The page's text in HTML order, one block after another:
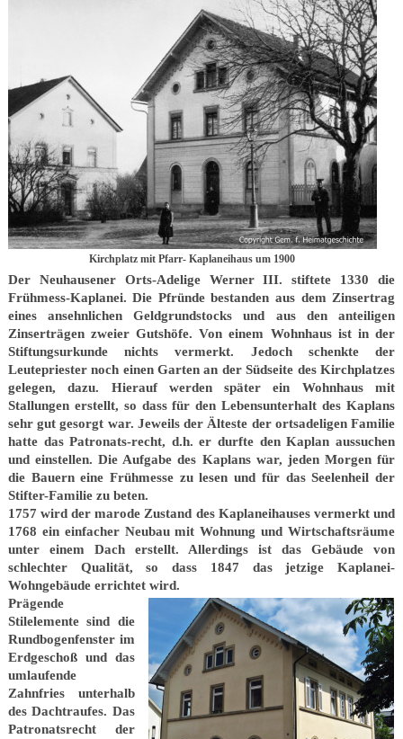
Kirchplatz mit Pfarr- Kaplaneihaus um 1900
Der Neuhausener Orts-Adelige Werner III. stiftete 1330 die
Frühmess-Kaplanei. Die Pfründe bestanden aus dem Zinsertrag
eines ansehnlichen Geldgrundstocks und aus den anteiligen
Zinserträgen zweier Gutshöfe. Von einem Wohnhaus ist in der
Stiftungsurkunde nichts vermerkt. Jedoch schenkte der
Leutepriester noch einen Garten an der Südseite des Kirchplatzes
gelegen, dazu. Hierauf werden später ein Wohnhaus mit
Stallungen erstellt, so dass für den Lebensunterhalt des Kaplans
sehr gut gesorgt war. Jeweils der Älteste der ortsadeligen Familie
hatte das Patronats-recht, d.h. er durfte den Kaplan aussuchen
und einstellen. Die Aufgabe des Kaplans war, jeden Morgen für
die Bauern eine Frühmesse zu lesen und für das Seelenheil der
Stifter-Familie zu beten.
1757 wird der marode Zustand des Kaplaneihauses vermerkt und
1768 ein einfacher Neubau mit Wohnung und Wirtschaftsräume
unter einem Dach erstellt. Allerdings ist das Gebäude von
schlechter Qualität, so dass 1847 das jetzige Kaplanei-
Wohngebäude errichtet wird.
Prägende
Stilelemente sind die
Rundbogenfenster im
Erdgeschoß und das
umlaufende
Zahnfries unterhalb
des Dachtraufes. Das
Patronatsrecht der